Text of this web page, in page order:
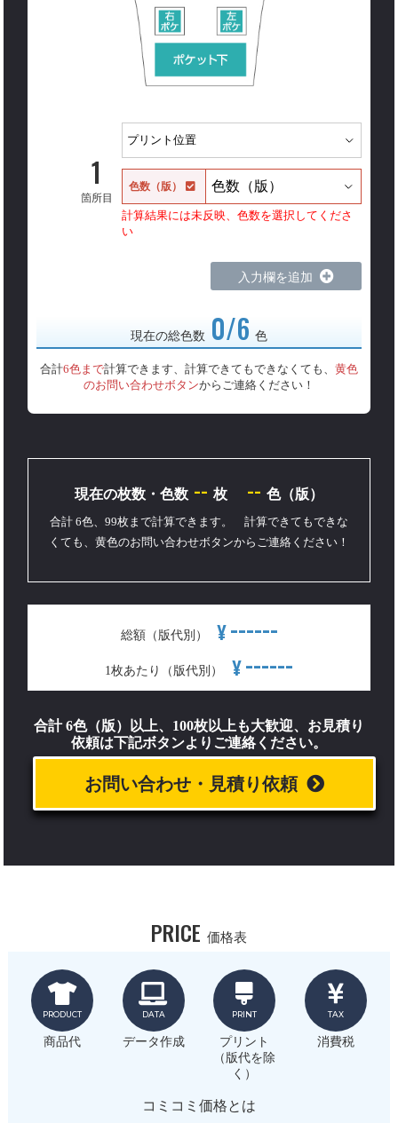
1
箇所目
色数（版）
計算結果には未反映、色数を選択してくださ
い
入力欄を追加
現在の総色数 0/6 色
合計6色まで計算できます、計算できてもできなくても、 黄色
のお問い合わせボタンからご連絡ください！
現在の枚数・色数 -- 枚 -- 色（版）
合計 6色、99枚まで計算できます。 計算できてもできな
くても、黄色のお問い合わせボタンからご連絡ください！
総額（版代別） ¥ ------
1枚あたり（版代別） ¥------
合計 6色（版）以上、100枚以上も大歓迎、お見積り
依頼は下記ボタンよりご連絡ください。
お問い合わせ・見積り依頼
PRICE 価格表
PRODUCT
商品代
DATA
データ作成
PRINT
プリント
（版代を除
く）
TAX
消費税
コミコミ価格とは